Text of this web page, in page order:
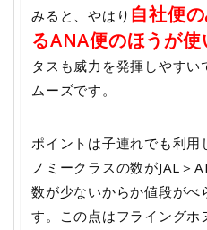
みると、やはり 自社便
るANA便のほうが使
タスも威力を発揮しやす
ムーズです。
ポイントは子連れでも利用
ノミークラスの数がJAL＞
数が少ないからか値段が
す。この点はフライングホ